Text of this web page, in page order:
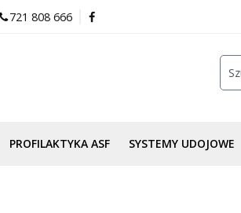
721 808 666
PROFILAKTYKA ASF SYSTEMY UDOJOWE